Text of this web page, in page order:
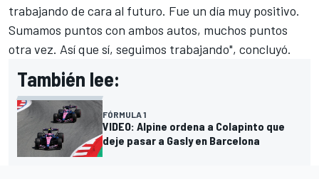
trabajando de cara al futuro. Fue un día muy positivo.
Sumamos puntos con ambos autos, muchos puntos
otra vez. Así que sí, seguimos trabajando", concluyó.
También lee:
FÓRMULA 1
VIDEO: Alpine ordena a Colapinto que
deje pasar a Gasly en Barcelona